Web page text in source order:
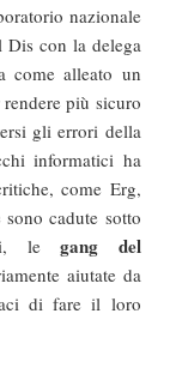
nazionale
con la delega
come alleato un
più sicuro
gli errori della
informatici ha
come Erg,
cadute sotto
legang del
aiutate da
di fare il loro